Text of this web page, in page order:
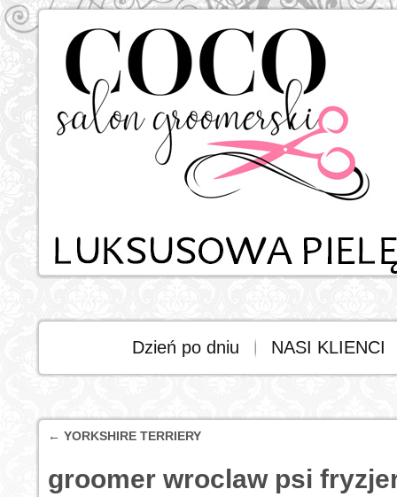
Dzień po dniu NASI KLIENCI
← YORKSHIRE TERRIERY
groomer wroclaw psi